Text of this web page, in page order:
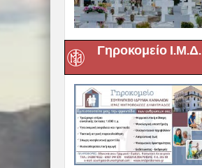
Γηροκομείο Ι.Μ.Δ.